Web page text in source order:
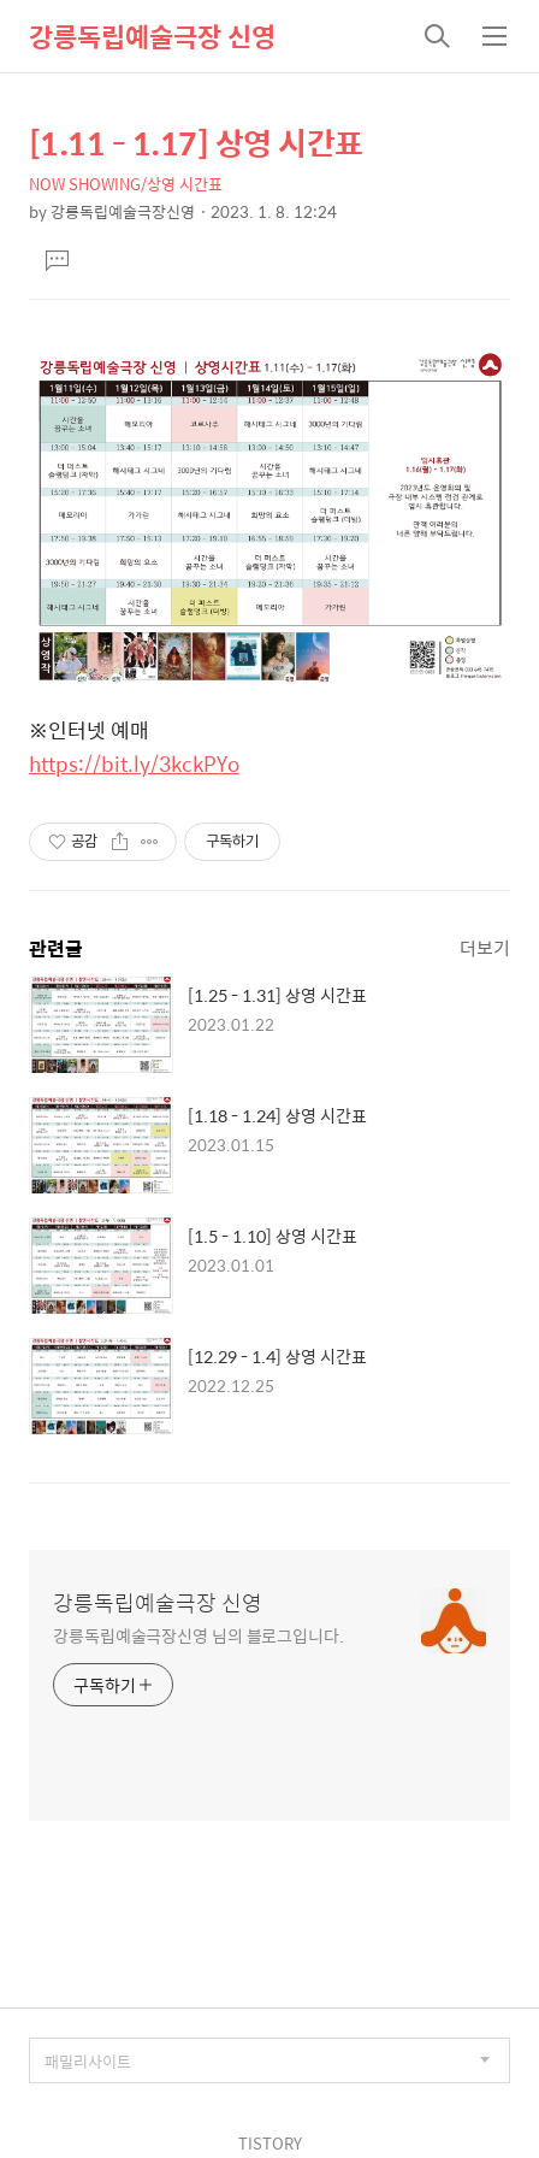
강릉독립예술극장 신영
검
색
메
뉴
상
세
컨
텐
츠
본
문
제
목
[1.11 - 1.17] 상영 시간표
NOW SHOWING/상영 시간표
by강릉독립예술극장신영 2023. 1. 8. 12:24
문댓
글
※인터넷 예매
https://bit.ly/3kckPYo
공감 구독하기
관련글 더보기
[1.25 - 1.31] 상영 시간표
2023.01.22
[1.18 - 1.24] 상영 시간표
2023.01.15
[1.5 - 1.10] 상영 시간표
2023.01.01
[12.29 - 1.4] 상영 시간표
2022.12.25
강릉독립예술극장 신영
강릉독립예술극장신영 님의 블로그입니다.
구독하기
TISTORY